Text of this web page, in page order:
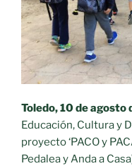
Toledo, 10 de agosto
Educación, Cultura y
proyecto ‘PACO y
Pedalea y Anda a